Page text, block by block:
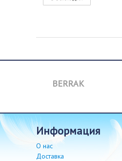
BERRAK
информация
О нас
Доставка